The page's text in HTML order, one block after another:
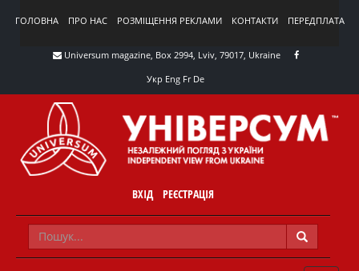
ГОЛОВНА ПРО НАС РОЗМІЩЕННЯ РЕКЛАМИ КОНТАКТИ ПЕРЕДПЛАТА
Universum magazine, Box 2994, Lviv, 79017, Ukraine
Укр Eng FrDe
ВХІД РЕЄСТРАЦІЯ